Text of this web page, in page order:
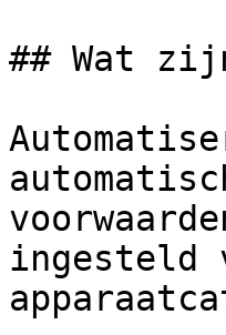
## Wat
ingesteld